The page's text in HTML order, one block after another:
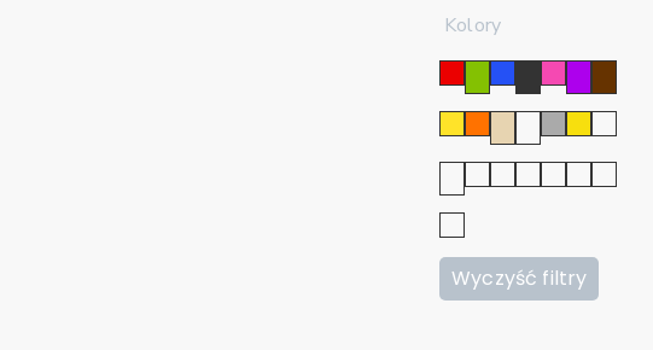
Kolory
Wyczyść filtry